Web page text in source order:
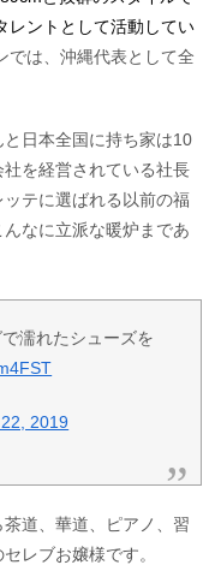
レントとして活動してい
では、沖縄代表として全
日本全国に持ち家は10
を経営されている社長
テに選ばれる以前の福
なに立派な暖炉まであ
濡れたシューズを
2019
道、華道、ピアノ、習
レブお嬢様です。